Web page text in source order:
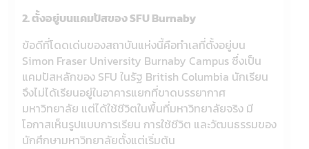
2. ตั้งอยู่บนแคมปัสของ SFU Burnaby
ข้อดีที่โดดเด่นของสถาบันแห่งนี้คือทำเลที่ตั้งอยู่บน
Simon Fraser University Burnaby Campus ซึ่งเป็น
แคมปัสหลักของ SFU ในรัฐ British Columbia นักเรียน
จึงไม่ได้เรียนอยู่ในอาคารแยกที่ขาดบรรยากาศ
มหาวิทยาลัย แต่ได้ใช้ชีวิตในพื้นที่มหาวิทยาลัยจริง มี
โอกาสเห็นรูปแบบการเรียน การใช้ชีวิต และวัฒนธรรมของ
นักศึกษามหาวิทยาลัยตั้งแต่เริ่มต้น